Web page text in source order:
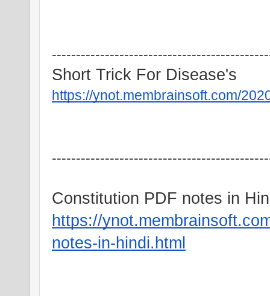
Short Trick For Disease's
https://ynot.membrainsoft.com/
Constitution PDF notes in
https://
notes-in-hindi.html